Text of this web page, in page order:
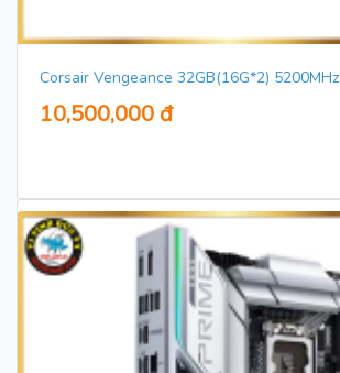
Corsair Vengeance 32GB(16G*2) 5200MHz
10,500,000 đ